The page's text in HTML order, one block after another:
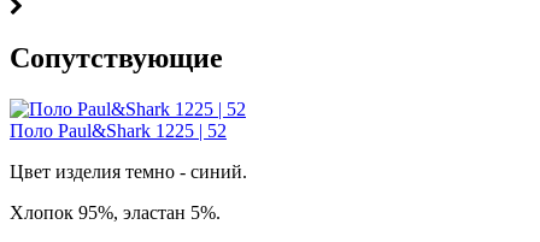
Cопутствующие
Поло Paul&Shark 1225 | 52
Цвет изделия темно - синий.
Хлопок 95%, эластан 5%.